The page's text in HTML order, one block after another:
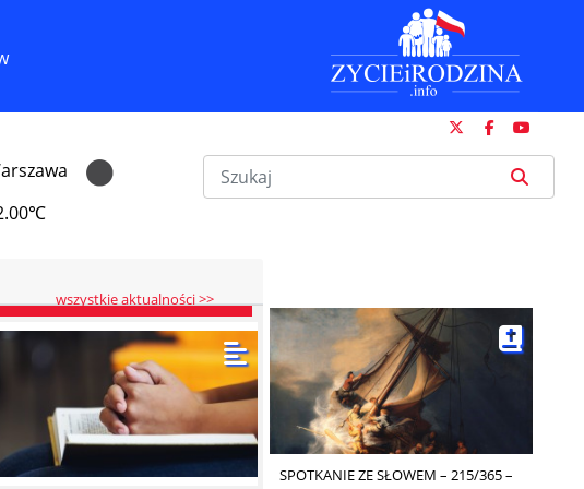
przygotowuje się do
aborcji na życzenie do
ciąży
ho­len­der­skich szpi­ta­li
„pro­gram pi­lo­ta­żo­wy” prze­
abor­cji na ży­cze­nie do
wszystkie aktualności >>
SPOTKANIE ZE SŁOWEM – 215/365 –